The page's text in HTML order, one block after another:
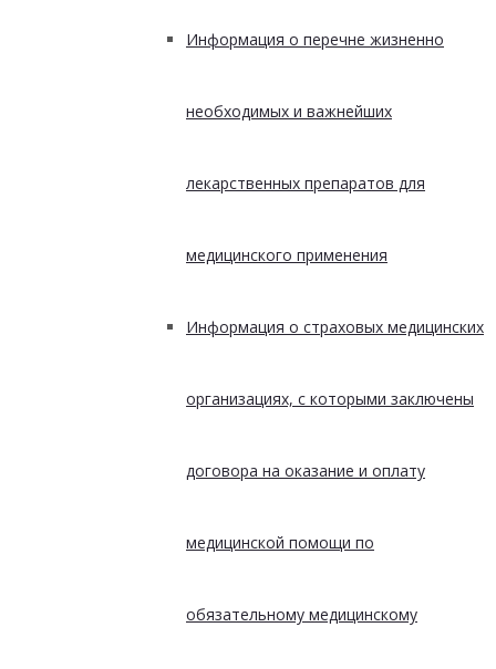
Информация о перечне жизненно
необходимых и важнейших
лекарственных препаратов для
медицинского применения
Информация о страховых медицинских
организациях, с которыми заключены
договора на оказание и оплату
медицинской помощи по
обязательному медицинскому